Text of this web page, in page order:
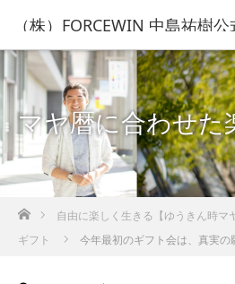
（株）FORCEWIN 中島祐樹
知って人生を変える！
マヤ暦に合わせた
ホーム自由に楽しく生きる【ゆうきん時マ
ギフト
今年最初のギフト会は、真実の